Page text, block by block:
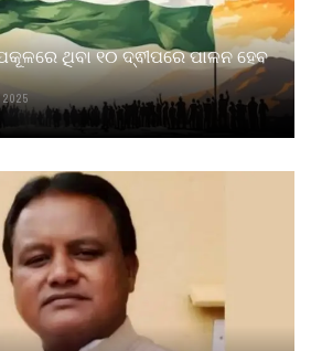
ଥିବା ୧୦ ଦ୍ଵୀପରେ ପାଳନ ହେବ